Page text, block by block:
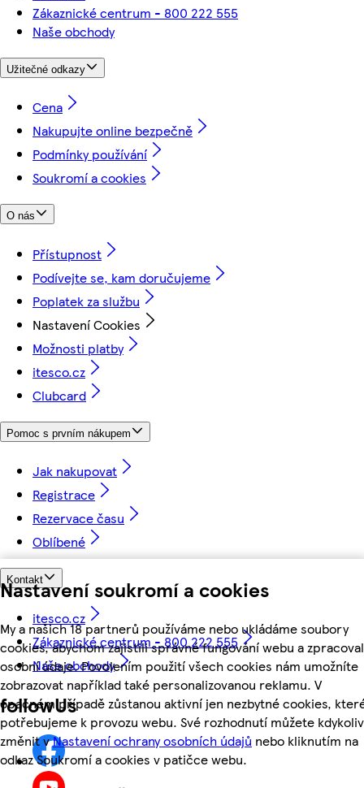
Nastavení soukromí a cookies
My a našich 18 partnerů používáme nebo ukládáme soubory
cookies, abychom zajistili správné fungování webu a
osobní údaje. Povolením použití všech cookies nám umožníte
zobrazovat například také personalizovanou reklamu. V
opačném případě zůstanou aktivní jen nezbytné cookies,
potřebujeme k provozu webu. Své rozhodnutí můžete kdykoliv
změnit vNastavení ochrany osobních údajů nebo kliknutím na
odkaz Soukromí a cookies v patičce webu.
Zákaznické centrum - 800 222 555
Naše obchody
Užitečné odkazy
Cena
Nakupujte online bezpečně
Podmínky používání
Soukromí a cookies
O nás
Přístupnost
Podívejte se, kam doručujeme
Poplatek za službu
Nastavení Cookies
Možnosti platby
itesco.cz
Clubcard
Pomoc s prvním nákupem
Jak nakupovat
Registrace
Rezervace času
Oblíbené
Kontakt
itesco.cz
Zákaznické centrum - 800 222 555
Naše obchody
followUs